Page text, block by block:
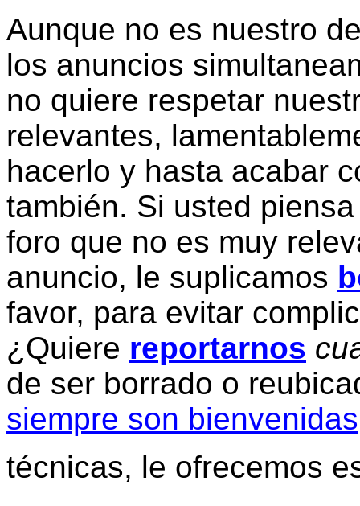
Aunque no es nuestro
los anuncios
no quiere respetar
relevantes,
hacerlo y hasta acabar
también. Si usted
foro que no es muy
anuncio, le suplicamos
favor, para evitar
¿Quiere reportarnos
de ser borrado o
siempre son bienvenidas
técnicas, le ofrecemos